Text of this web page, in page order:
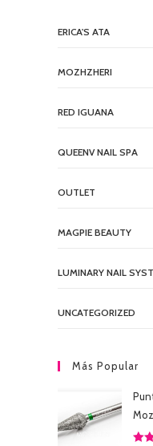
ERICA'S ATA
MOZHZHERI
RED IGUANA
QUEENV NAIL SPA
OUTLET
MAGPIE BEAUTY
LUMINARY NAIL
UNCATEGORIZED
Más Popular